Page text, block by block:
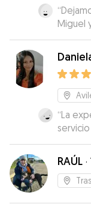
“
Miguel
de que
Será
veces!”
“La
ha cuidado
cabria
RAÚL ·